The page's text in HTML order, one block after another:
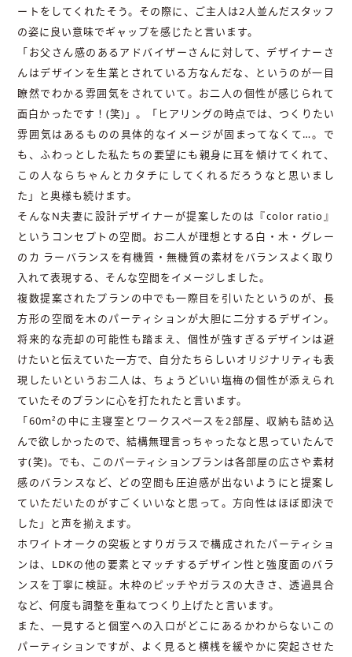
ートをしてくれたそう。その際に、ご主人は2人並んだスタッフ
の姿に良い意味でギャップを感じたと言います。
「お父さん感のあるアドバイザーさんに対して、デザイナーさ
んはデザインを生業とされている方なんだな、というのが一目
瞭然でわかる雰囲気をされていて。お二人の個性が感じられて
面白かったです！(笑)」。「ヒアリングの時点では、つくりたい
雰囲気はあるものの具体的なイメージが固まってなくて…。で
も、ふわっとした私たちの要望にも親身に耳を傾けてくれて、
この人ならちゃんとカタチにしてくれるだろうなと思いまし
た」と奥様も続けます。
そんなN夫妻に設計デザイナーが提案したのは『color ratio』
というコンセプトの空間。お二人が理想とする白・木・グレー
のカ ラーバランスを有機質・無機質の素材をバランスよく取り
入れて表現する、そんな空間をイメージしました。
複数提案されたプランの中でも一際目を引いたというのが、長
方形の空間を木のパーティションが大胆に二分するデザイン。
将来的な売却の可能性も踏まえ、個性が強すぎるデザインは避
けたいと伝えていた一方で、自分たちらしいオリジナリティも表
現したいというお二人は、ちょうどいい塩梅の個性が添えられ
ていたそのプランに心を打たれたと言います。
「60m²の中に主寝室とワークスペースを2部屋、収納も詰め込
んで欲しかったので、結構無理言っちゃったなと思っていたんで
す(笑)。でも、このパーティションプランは各部屋の広さや素材
感のバランスなど、どの空間も圧迫感が出ないようにと提案し
ていただいたのがすごくいいなと思って。方向性はほぼ即決で
した」と声を揃えます。
ホワイトオークの突板とすりガラスで構成されたパーティショ
ンは、LDKの他の要素とマッチするデザイン性と強度面のバラ
ンスを丁寧に検証。木枠のピッチやガラスの大きさ、透過具合
など、何度も調整を重ねてつくり上げたと言います。
また、一見すると個室への入口がどこにあるかわからないこの
パーティションですが、よく見ると横桟を緩やかに突起させた